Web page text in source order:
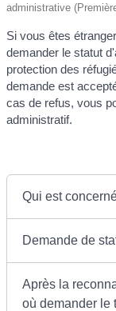
administrative
Si vous êtes
demander le statut
protection des
demande est
cas de refus, vous
administratif.
Qui est
Demande de
Après la
où demander le